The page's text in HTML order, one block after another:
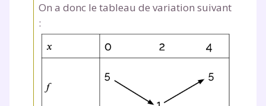
On a donc le tableau de variation suivant
:
myMaxicours.
Votre adresse e-mail sera exclusivement utilisée pour
vous envoyer notre newsletter. Vous pourrez vous
désinscrire à tout moment, à travers le lien de
désinscription présent dans chaque newsletter. Pour
en savoir plus sur la gestion de vos données
personnelles et pour exercer vos droits, vous pouvez